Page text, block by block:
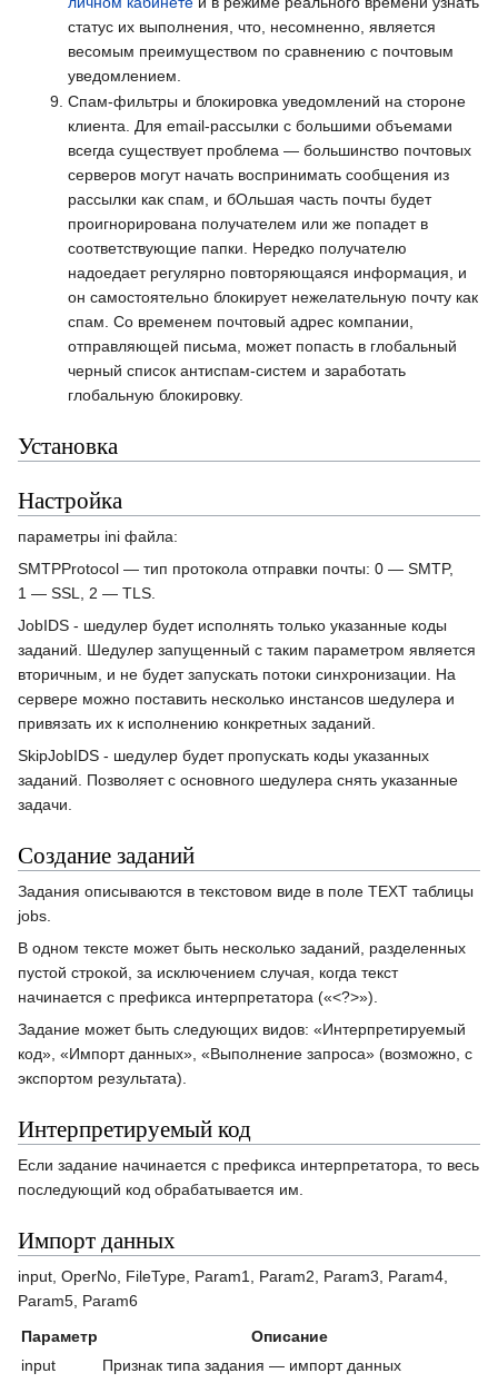
статус их выполнения, что, несомненно, является
весомым преимуществом по сравнению с почтовым
уведомлением.
Спам-фильтры и блокировка уведомлений на стороне
клиента. Для email-рассылки с большими объемами
всегда существует проблема — большинство почтовых
серверов могут начать воспринимать сообщения из
рассылки как спам, и бОльшая часть почты будет
проигнорирована получателем или же попадет в
соответствующие папки. Нередко получателю
надоедает регулярно повторяющаяся информация, и
он самостоятельно блокирует нежелательную почту как
спам. Со временем почтовый адрес компании,
отправляющей письма, может попасть в глобальный
черный список антиспам-систем и заработать
глобальную блокировку.
Установка
Настройка
параметры ini файла:
SMTPProtocol — тип протокола отправки почты: 0 — SMTP,
1 — SSL, 2 — TLS.
JobIDS - шедулер будет исполнять только указанные коды
заданий. Шедулер запущенный с таким параметром является
вторичным, и не будет запускать потоки синхронизации. На
сервере можно поставить несколько инстансов шедулера и
привязать их к исполнению конкретных заданий.
SkipJobIDS - шедулер будет пропускать коды указанных
заданий. Позволяет с основного шедулера снять указанные
задачи.
Создание заданий
Задания описываются в текстовом виде в поле TEXT таблицы
jobs.
В одном тексте может быть несколько заданий, разделенных
пустой строкой, за исключением случая, когда текст
начинается с префикса интерпретатора («<?>»).
Задание может быть следующих видов: «Интерпретируемый
код», «Импорт данных», «Выполнение запроса» (возможно, с
экспортом результата).
Интерпретируемый код
Если задание начинается с префикса интерпретатора, то весь
последующий код обрабатывается им.
Импорт данных
input, OperNo, FileType, Param1, Param2, Param3, Param4,
Param5, Param6
Параметр
Описание
input
Признак типа задания — импорт данных